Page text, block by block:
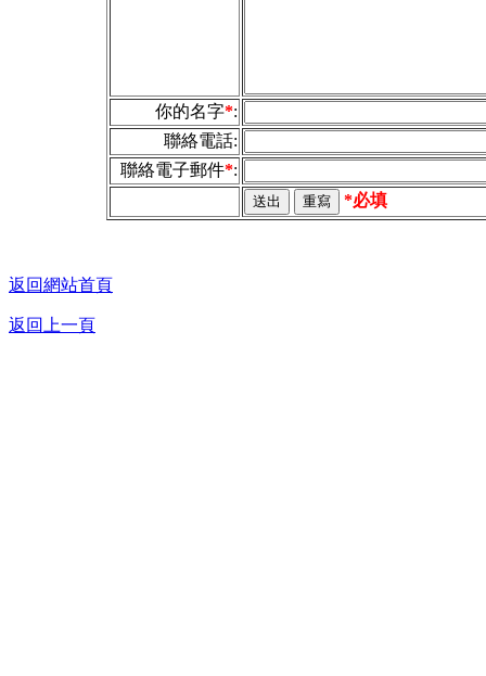
你的名字*:
聯絡電話:
聯絡電子郵件*:
*必填
返回網站首頁
返回上一頁